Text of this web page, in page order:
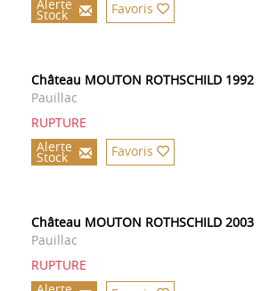
Alerte
Stock Favoris
Château MOUTON ROTHSCHILD 1992
Pauillac
RUPTURE
Alerte
Stock Favoris
Château MOUTON ROTHSCHILD 2003
Pauillac
RUPTURE